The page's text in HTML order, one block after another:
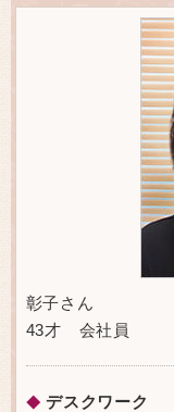
彰子さん
43才 会社員
◆ デスクワーク